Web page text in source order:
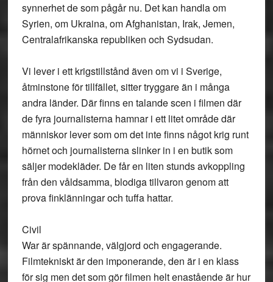
synnerhet de som pågår nu. Det kan handla om
Syrien, om Ukraina, om Afghanistan, Irak, Jemen,
Centralafrikanska republiken och Sydsudan.
Vi lever i ett krigstillstånd även om vi i Sverige,
åtminstone för tillfället, sitter tryggare än i många
andra länder. Där finns en talande scen i filmen där
de fyra journalisterna hamnar i ett litet område där
människor lever som om det inte finns något krig runt
hörnet och journalisterna slinker in i en butik som
säljer modekläder. De får en liten stunds avkoppling
från den våldsamma, blodiga tillvaron genom att
prova finklänningar och tuffa hattar.
Civil
War är spännande, välgjord och engagerande.
Filmtekniskt är den imponerande, den är i en klass
för sig men det som gör filmen helt enastående är hur